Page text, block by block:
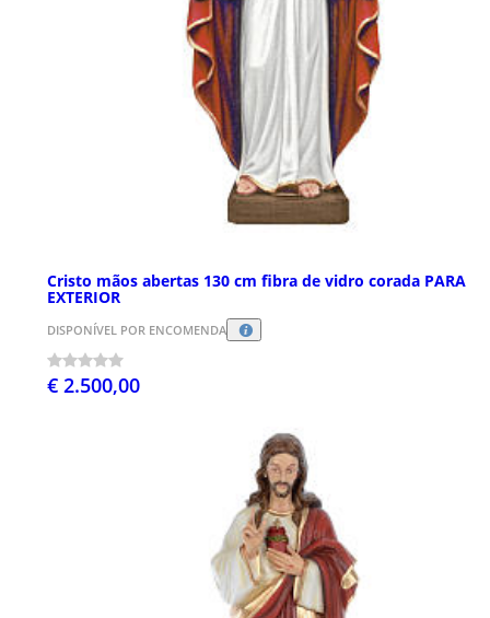
Cristo mãos abertas 130 cm fibra de vidro corada PARA
EXTERIOR
DISPONÍVEL POR ENCOMENDA
€ 2.500,00